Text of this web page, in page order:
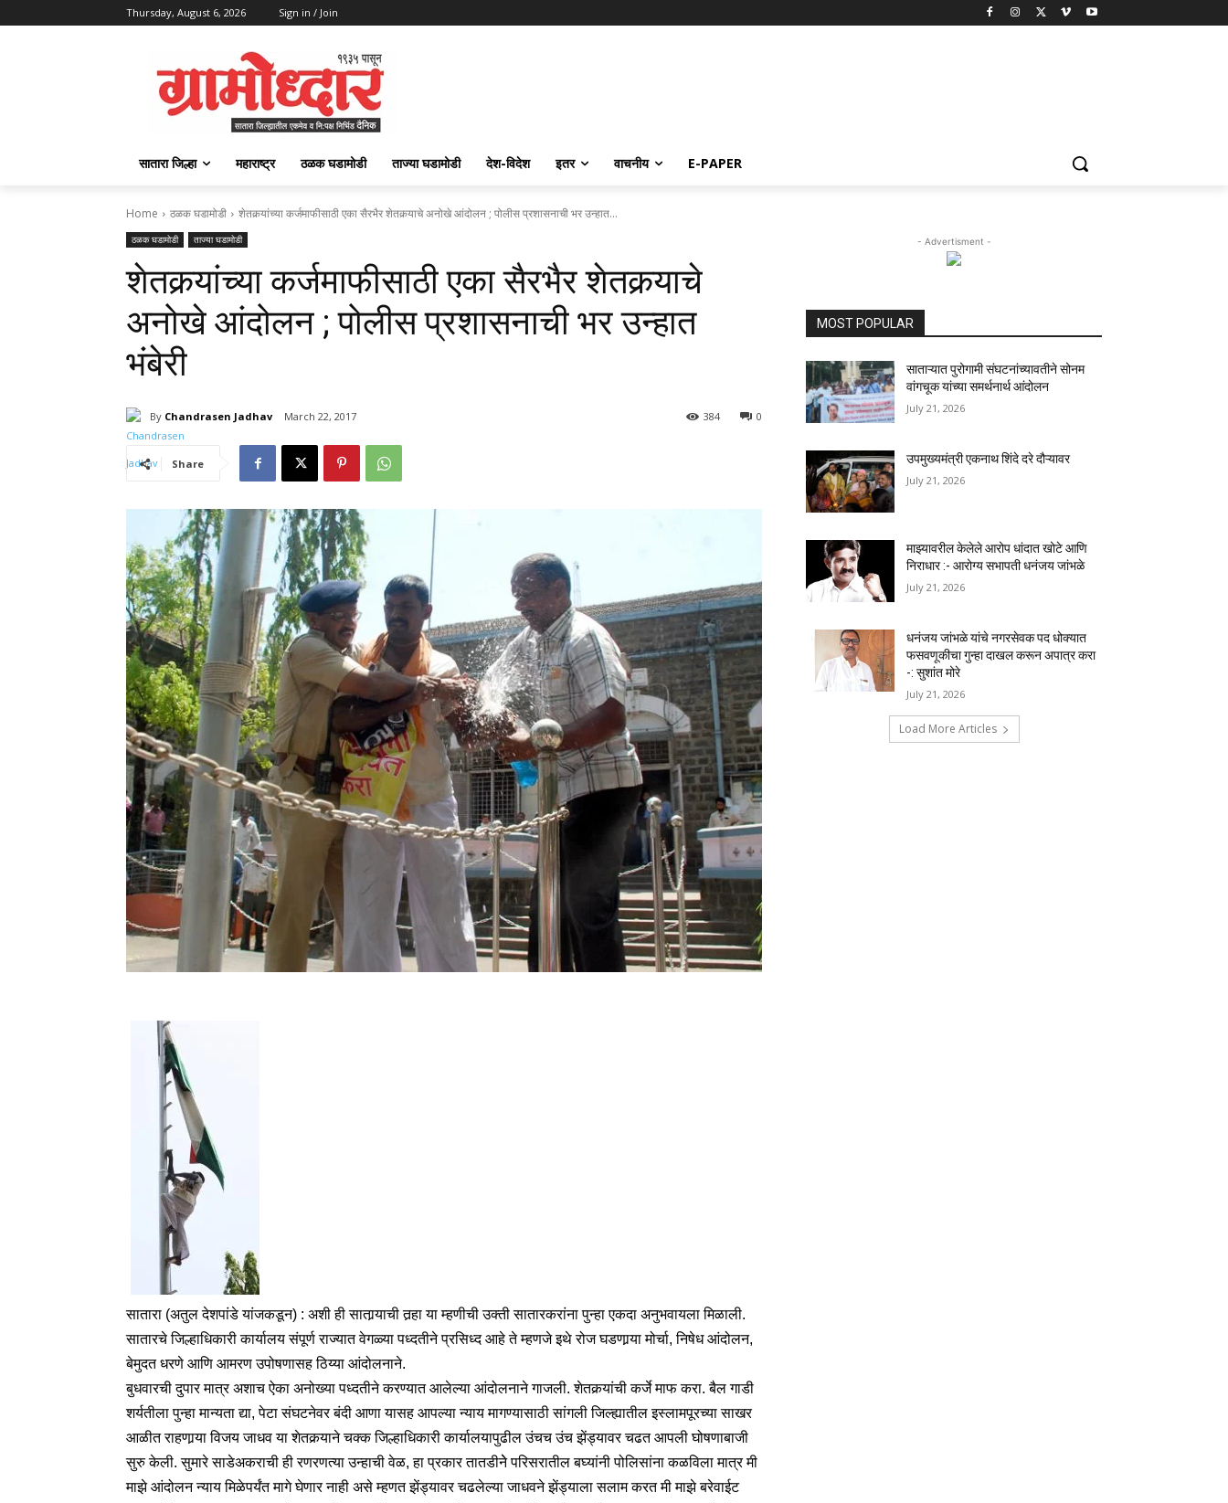
Thursday, August 6, 2026 Sign in / Join
सातारा जिल्हा महाराष्ट्र ठळक घडामोडी ताज्या घडामोडी देश-विदेश इतर वाचनीय E-PAPER
Home ठळक घडामोडी शेतकर्‍यांच्या कर्जमाफीसाठी एका सैरभैर शेतकर्‍याचे अनोखे आंदोलन ; पोलीस प्रशासनाची भर उन्हात...
ठळक घडामोडी ताज्या घडामोडी
शेतकर्‍यांच्या कर्जमाफीसाठी एका सैरभैर शेतकर्‍याचे
अनोखे आंदोलन ; पोलीस प्रशासनाची भर उन्हात
भंबेरी
By Chandrasen Jadhav March 22, 2017 0
384
Share
सातारा (अतुल देशपांडे यांजकडून) : अशी ही सातार्‍याची तर्‍हा या म्हणीची उक्ती सातारकरांना पुन्हा एकदा अनुभवायला मिळाली.
सातारचे जिल्हाधिकारी कार्यालय संपूर्ण राज्यात वेगळ्या पध्दतीने प्रसिध्द आहे ते म्हणजे इथे रोज घडणार्‍या मोर्चा, निषेध आंदोलन,
बेमुदत धरणे आणि आमरण उपोषणासह ठिय्या आंदोलनाने.
बुधवारची दुपार मात्र अशाच ऐका अनोख्या पध्दतीने करण्यात आलेल्या आंदोलनाने गाजली. शेतकर्‍यांची कर्जे माफ करा. बैल गाडी
शर्यतीला पुन्हा मान्यता द्या, पेटा संघटनेवर बंदी आणा यासह आपल्या न्याय मागण्यासाठी सांगली जिल्ह्यातील इस्लामपूरच्या साखर
आळीत राहणार्‍या विजय जाधव या शेतकर्‍याने चक्क जिल्हाधिकारी कार्यालयापुढील उंचच उंच झेंड्यावर चढत आपली घोषणाबाजी
सुरु केली. सुमारे साडेअकराची ही रणरणत्या उन्हाची वेळ, हा प्रकार तातडीनेे परिसरातील बघ्यांनी पोलिसांना कळविला मात्र मी
माझे आंदोलन न्याय मिळेपर्यंत मागे घेणार नाही असे म्हणत झेंड्यावर चढलेल्या जाधवने झेंड्याला सलाम करत मी माझे बरेवाईट
- Advertisment -
MOST POPULAR
साताऱ्यात पुरोगामी संघटनांच्यावतीने सोनम
वांगचूक यांच्या समर्थनार्थ आंदोलन
July 21, 2026
उपमुख्यमंत्री एकनाथ शिंदे दरे दौऱ्यावर
July 21, 2026
माझ्यावरील केलेले आरोप धांदात खोटे आणि
निराधार :- आरोग्य सभापती धनंजय जांभळे
July 21, 2026
धनंजय जांभळे यांचे नगरसेवक पद धोक्यात
फसवणूकीचा गुन्हा दाखल करून अपात्र करा
-: सुशांत मोरे
July 21, 2026
Load More Articles